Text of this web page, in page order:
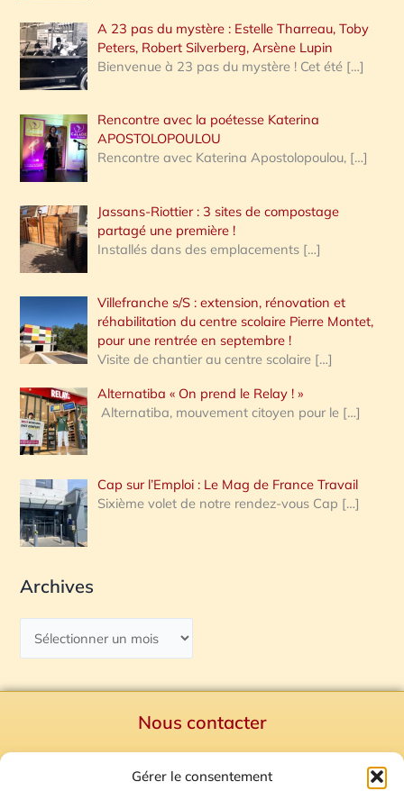
Gérer le consentement
A 23 pas du mystère : Estelle Tharreau, Toby
Peters, Robert Silverberg, Arsène Lupin
Bienvenue à 23 pas du mystère ! Cet été […]
Rencontre avec la poétesse Katerina
APOSTOLOPOULOU
Rencontre avec Katerina Apostolopoulou, […]
Jassans-Riottier : 3 sites de compostage
partagé une première !
Installés dans des emplacements […]
Villefranche s/S : extension, rénovation et
réhabilitation du centre scolaire Pierre Montet,
pour une rentrée en septembre !
Visite de chantier au centre scolaire […]
Alternatiba « On prend le Relay ! »
Alternatiba, mouvement citoyen pour le […]
Cap sur l’Emploi : Le Mag de France Travail
Sixième volet de notre rendez-vous Cap […]
Archives
Nous contacter